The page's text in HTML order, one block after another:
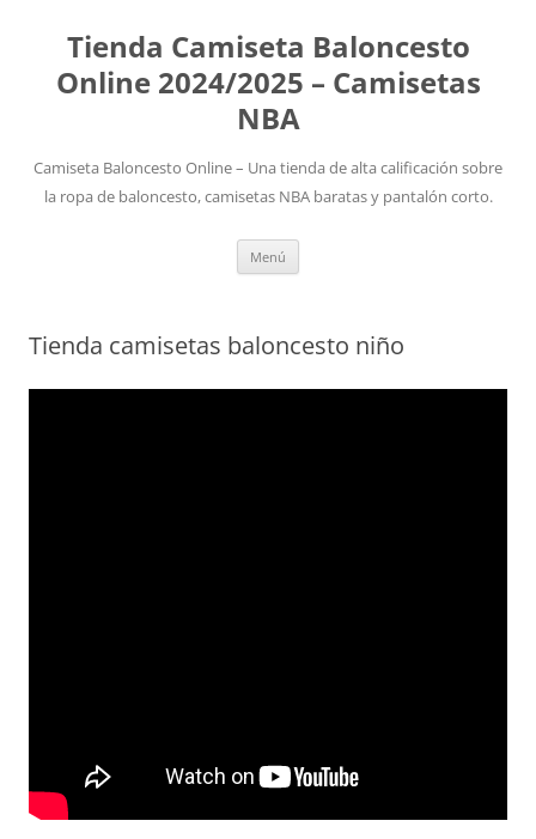
Tienda Camiseta Baloncesto
Online 2024/2025 – Camisetas
NBA
Camiseta Baloncesto Online – Una tienda de alta calificación sobre
la ropa de baloncesto, camisetas NBA baratas y pantalón corto.
Menú
Tienda camisetas baloncesto niño